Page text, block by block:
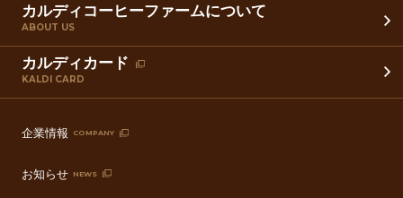
カルディコーヒーファームについて
ABOUT US
カルディカード
KALDI CARD
企業情報 COMPANY
お知らせ NEWS